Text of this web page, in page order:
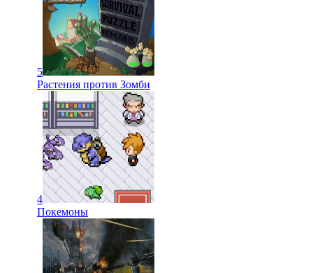
5
Растения против Зомби
4
Покемоны